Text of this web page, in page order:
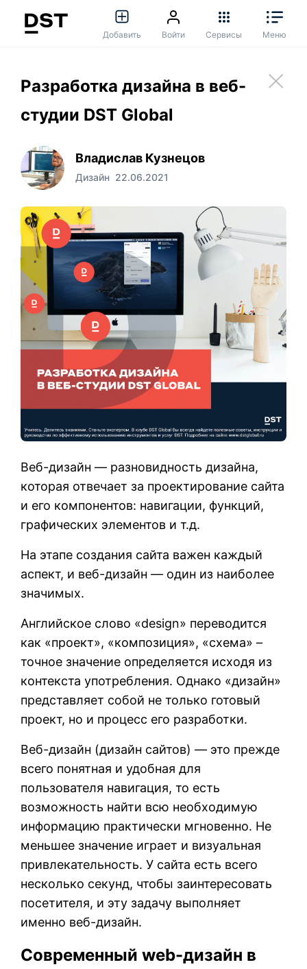
Добавить Войти Сервисы Меню
Разработка дизайна в веб-
студии DST Global
Владислав Кузнецов
Дизайн 22.06.2021
Веб-дизайн — разновидность дизайна,
которая отвечает за проектирование сайта
и его компонентов: навигации, функций,
графических элементов и т.д.
На этапе создания сайта важен каждый
аспект, и веб-дизайн — один из наиболее
значимых.
Английское слово «design» переводится
как «проект», «композиция», «схема» –
точное значение определяется исходя из
контекста употребления. Однако «дизайн»
представляет собой не только готовый
проект, но и процесс его разработки.
Веб-дизайн (дизайн сайтов) — это прежде
всего понятная и удобная для
пользователя навигация, то есть
возможность найти всю необходимую
информацию практически мгновенно. Не
меньшее значение играет и визуальная
привлекательность. У сайта есть всего
несколько секунд, чтобы заинтересовать
посетителя, и эту задачу выполняет
именно веб-дизайн.
Современный web-дизайн в